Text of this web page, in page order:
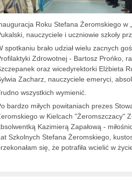
Roku Stefana Żeromskiego w
nauczyciele i uczniowie szkoły
spotkaniu brało udział wielu zacnych
Zdrowotnej - Bartosz Prońko,
oraz wicedyrektorki Elżbieta
Zacharz, nauczyciele emeryci,
wszystkich wymienić.
bardzo miłych powitaniach prezes
w Kielcach "Żeromszczacy"
Kazimierą Zapałową -
Szkolnych Stefana Żeromskiego,
się, że potrafiła wcielić w